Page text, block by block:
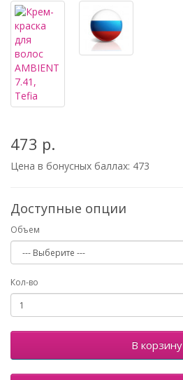
473 р.
Цена в бонусных баллах: 473
Доступные опции
Объем
Кол-во
В корзину